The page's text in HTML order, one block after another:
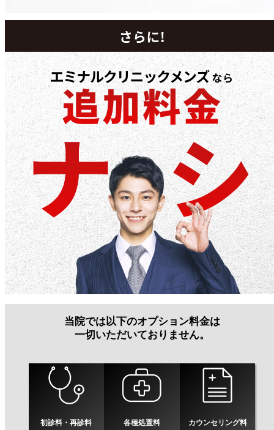
当院では以下のオプション料金は
一切いただいておりません。
初診料・再診料 各種処置料 カウンセリング料